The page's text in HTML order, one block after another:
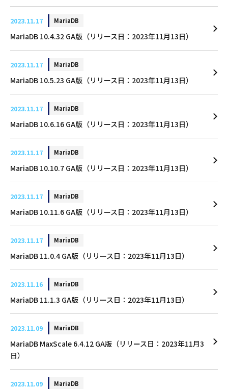
2023.11.17 MariaDB
MariaDB 10.4.32 GA版（リリース日：2023年11月13日）
2023.11.17 MariaDB
MariaDB 10.5.23 GA版（リリース日：2023年11月13日）
2023.11.17 MariaDB
MariaDB 10.6.16 GA版（リリース日：2023年11月13日）
2023.11.17 MariaDB
MariaDB 10.10.7 GA版（リリース日：2023年11月13日）
2023.11.17 MariaDB
MariaDB 10.11.6 GA版（リリース日：2023年11月13日）
2023.11.17 MariaDB
MariaDB 11.0.4 GA版（リリース日：2023年11月13日）
2023.11.16 MariaDB
MariaDB 11.1.3 GA版（リリース日：2023年11月13日）
2023.11.09 MariaDB
MariaDB MaxScale 6.4.12 GA版（リリース日：2023年11月3
日）
2023.11.09 MariaDB